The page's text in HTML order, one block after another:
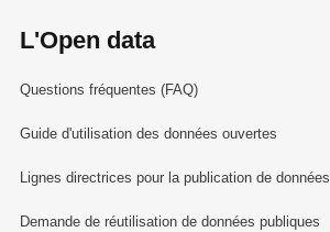
L'Open data
Questions fréquentes (FAQ)
Guide d'utilisation des données ouvertes
Lignes directrices pour la publication de
Demande de réutilisation de données publiques